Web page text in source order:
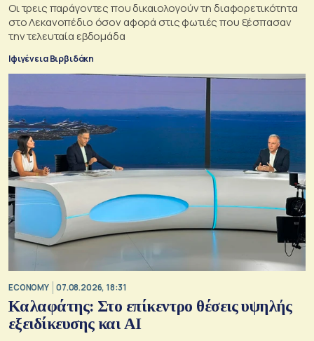
Oι τρεις παράγοντες που δικαιολογούν τη διαφορετικότητα
στο Λεκανοπέδιο όσον αφορά στις φωτιές που ξέσπασαν
την τελευταία εβδομάδα
Ιφιγένεια Βιρβιδάκη
ECONOMY 07.08.2026, 18:31
Καλαφάτης: Στο επίκεντρο θέσεις υψηλής
εξειδίκευσης και AI